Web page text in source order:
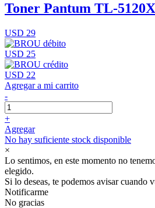
Toner Pantum TL-
USD 29
USD 25
USD 22
Agregar a mi carrito
-
+
Agregar
No hay suficiente stock disponible
×
Lo sentimos, en este momento no
elegido.
Si lo deseas, te podemos avisar cuando
Notificarme
No gracias